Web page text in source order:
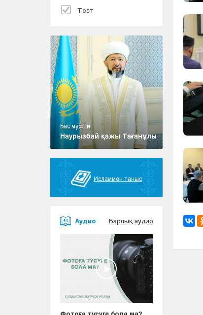
Тест
Бас муфти
Наурызбай қажы Тағанұлы
Исламмен таныс
Аудио Барлық аудио